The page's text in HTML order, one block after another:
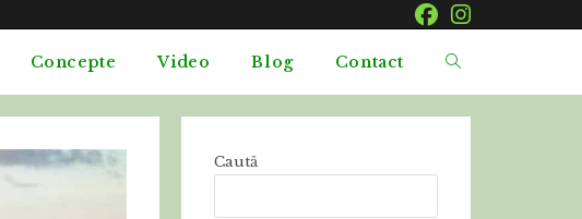
Concepte Video Blog Contact
Caută